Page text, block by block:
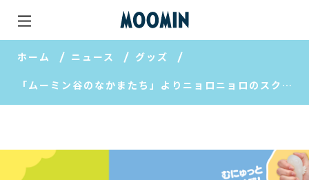
ホーム ニュース グッズ
「ムーミン谷のなかまたち」よりニョロニョロのスクイーズがアミューズメント施設に登場！